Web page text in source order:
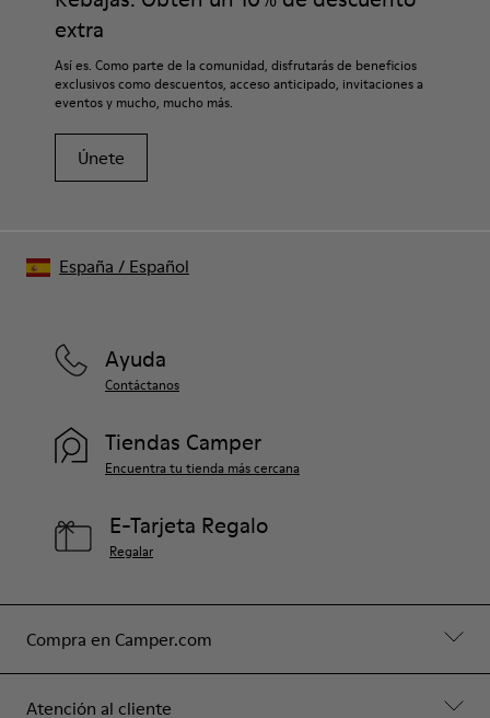
extra
Así es. Como parte de la comunidad, disfrutarás de beneficios
exclusivos como descuentos, acceso anticipado, invitaciones a
eventos y mucho, mucho más.
Únete
Compra en Camper.com
Atención al cliente
Ayuda
Contáctanos
Tiendas Camper
Encuentra tu tienda más cercana
E-Tarjeta Regalo
Regalar
España / Español